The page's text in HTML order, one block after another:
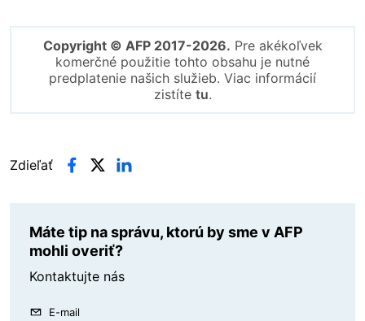
Copyright © AFP 2017-2026. Pre akékoľvek
komerčné použitie tohto obsahu je nutné
predplatenie našich služieb. Viac informácií
zistíte tu.
Zdieľať
Máte tip na správu, ktorú by sme v AFP
mohli overiť?
Kontaktujte nás
E-mail